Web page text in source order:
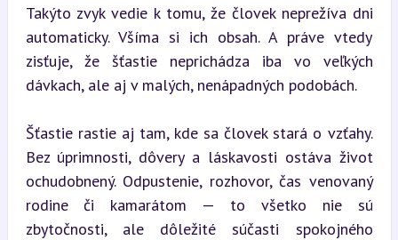
Takýto zvyk vedie k tomu, že človek neprežíva dni
automaticky. Všíma si ich obsah. A práve vtedy
zisťuje, že šťastie neprichádza iba vo veľkých
dávkach, ale aj v malých, nenápadných podobách.
Šťastie rastie aj tam, kde sa človek stará o vzťahy.
Bez úprimnosti, dôvery a láskavosti ostáva život
ochudobnený. Odpustenie, rozhovor, čas venovaný
rodine či kamarátom — to všetko nie sú
zbytočnosti, ale dôležité súčasti spokojného